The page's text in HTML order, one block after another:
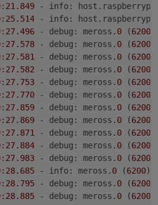
: 21.849 - info: host.raspberrypi
: 25.514 - info: host.raspberrypi
: 27.496 - debug: meross. 0 (6200
: 27.578 - debug: meross. 0 (6200
: 27.581 - debug: meross. 0 (6200
: 27.582 - debug: meross. 0 (6200
: 27.753 - debug: meross. 0 (6200
: 27.770 - debug: meross. 0 (6200
: 27.859 - debug: meross. 0 (6200
: 27.869 - debug: meross. 0 (6200
: 27.871 - debug: meross. 0 (6200
: 27.884 - debug: meross. 0 (6200
: 27.983 - debug: meross. 0 (6200
: 28.685 - info: meross. 0 (6200)
: 28.795 - debug: meross. 0 (6200
: 28.885 - debug: meross. 0 (6200